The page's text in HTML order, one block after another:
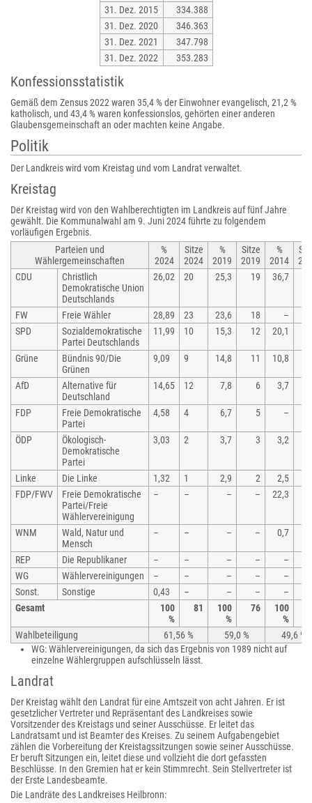
31. Dez. 2015
334.388
31. Dez. 2020
346.363
31. Dez. 2021
347.798
31. Dez. 2022
353.283
Konfessionsstatistik
Gemäß dem Zensus 2022 waren 35,4 % der Einwohner evangelisch, 21,2 %
katholisch, und 43,4 % waren konfessionslos, gehörten einer anderen
Glaubensgemeinschaft an oder machten keine Angabe.
Politik
Der Landkreis wird vom Kreistag und vom Landrat verwaltet.
Kreistag
Der Kreistag wird von den Wahlberechtigten im Landkreis auf fünf Jahre
gewählt. Die Kommunalwahl am 9. Juni 2024 führte zu folgendem
vorläufigen Ergebnis.
Parteien und
Wählergemeinschaften
%
2024
Sitze
2024
%
2019
Sitze
2019
%
2014
CDU
Christlich
Demokratische Union
Deutschlands
26,02 20 25,3 19 36,7
FW Freie Wähler 28,89 23 23,6 18
–
SPD
Sozialdemokratische
Partei Deutschlands
11,99 10 15,3 12 20,1
Grüne
Bündnis 90/Die
Grünen
9,09 9 14,8 11 10,8
AfD
Alternative für
Deutschland
14,65 12 7,8 6 3,7
FDP
Freie Demokratische
Partei
4,58 4 6,7 5 –
ÖDP
Ökologisch-
Demokratische
Partei
3,03 2 3,7 3 3,2
Linke Die Linke 1,32 1 2,9 2
2,5
FDP/FWV
Freie Demokratische
Partei/Freie
Wählervereinigung
– – – – 22,3
WNM
Wald, Natur und
Mensch
– – – – 0,7
REP Die Republikaner – – – –
–
WG
Wählervereinigungen – – – –
–
Sonst.
Sonstige 0,43 – – –
–
Gesamt
100
%
81
100
%
76
100
%
Wahlbeteiligung 61,56 % 59,0 %
49,6 %
WG: Wählervereinigungen, da sich das Ergebnis von 1989 nicht auf
einzelne Wählergruppen aufschlüsseln lässt.
Landrat
Der Kreistag wählt den Landrat für eine Amtszeit von acht Jahren. Er ist
gesetzlicher Vertreter und Repräsentant des Landkreises sowie
Vorsitzender des Kreistags und seiner Ausschüsse. Er leitet das
Landratsamt und ist Beamter des Kreises. Zu seinem Aufgabengebiet
zählen die Vorbereitung der Kreistagssitzungen sowie seiner Ausschüsse.
Er beruft Sitzungen ein, leitet diese und vollzieht die dort gefassten
Beschlüsse. In den Gremien hat er kein Stimmrecht. Sein Stellvertreter ist
der Erste Landesbeamte.
Die Landräte des Landkreises Heilbronn: